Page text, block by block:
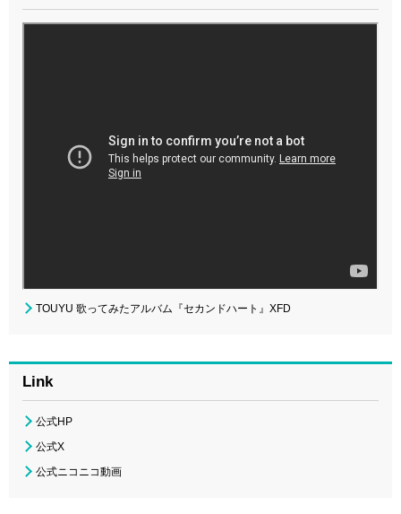
TOUYU 歌ってみたアルバム『セカンドハート』XFD
Link
公式HP
公式X
公式ニコニコ動画